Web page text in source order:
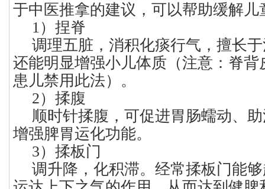
于中医推拿的建议，可以帮助缓解儿
1）捏脊
调理五脏，消积化痰行气，擅长
还能明显增强小儿体质（注意：脊背
患儿禁用此法）。
2）揉腹
顺时针揉腹，可促进胃肠蠕动、
增强脾胃运化功能。
3）揉板门
调升降，化积滞。经常揉板门能